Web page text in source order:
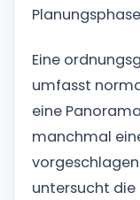
Eine
umfasst
eine
manchmal
untersucht die